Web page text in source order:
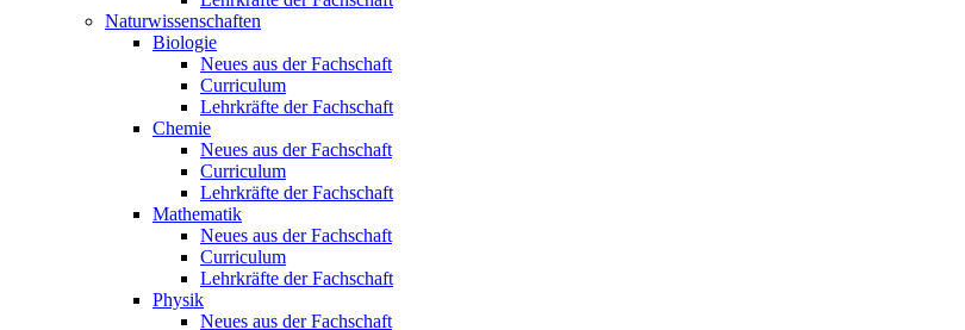
Naturwissenschaften
Biologie
Neues aus der Fachschaft
Curriculum
Lehrkräfte der Fachschaft
Chemie
Neues aus der Fachschaft
Curriculum
Lehrkräfte der Fachschaft
Mathematik
Neues aus der Fachschaft
Curriculum
Lehrkräfte der Fachschaft
Physik
Neues aus der Fachschaft